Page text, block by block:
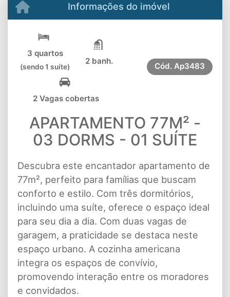
Informações do imóvel
3 quartos
(sendo 1 suíte)
2 banh.
2 Vagas cobertas
Cód. Ap3483
APARTAMENTO 77M² -
03 DORMS - 01 SUÍTE
Descubra este encantador apartamento de
77m², perfeito para famílias que buscam
conforto e estilo. Com três dormitórios,
incluindo uma suíte, oferece o espaço ideal
para seu dia a dia. Com duas vagas de
garagem, a praticidade se destaca neste
espaço urbano. A cozinha americana
integra os espaços de convívio,
promovendo interação entre os moradores
e convidados.